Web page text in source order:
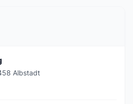
Albstadt